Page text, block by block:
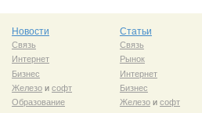
Новости
Связь
Интернет
Бизнес
Железоисофт
Образование
Статьи
Связь
Рынок
Интернет
Бизнес
Железоисофт